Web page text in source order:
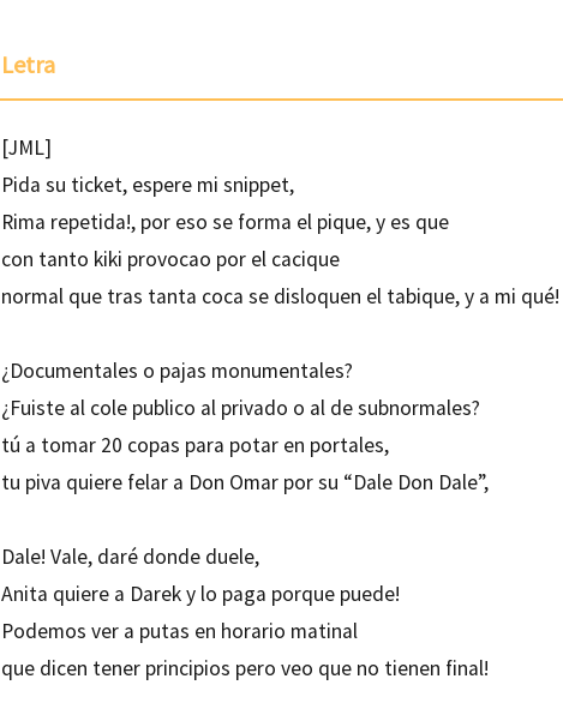
Letra
[JML]
Pida su ticket, espere mi snippet,
Rima repetida!, por eso se forma el pique, y es que
con tanto kiki provocao por el cacique
normal que tras tanta coca se disloquen el tabique, y a mi qué!
¿Documentales o pajas monumentales?
¿Fuiste al cole publico al privado o al de subnormales?
tú a tomar 20 copas para potar en portales,
tu piva quiere felar a Don Omar por su “Dale Don Dale”,
Dale! Vale, daré donde duele,
Anita quiere a Darek y lo paga porque puede!
Podemos ver a putas en horario matinal
que dicen tener principios pero veo que no tienen final!